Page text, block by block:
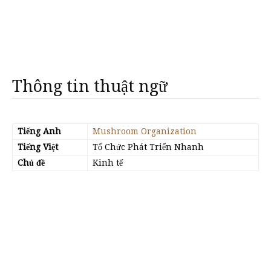
Thông tin thuật ngữ
Tiếng Anh
Mushroom Organization
Tiếng Việt
Tổ Chức Phát Triển Nhanh
Chủ đề
Kinh tế